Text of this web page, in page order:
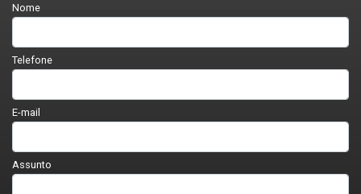
Nome
Telefone
E-mail
Assunto